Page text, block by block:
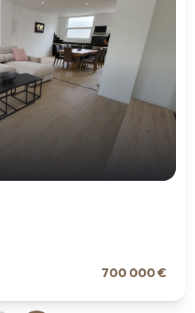
700 000 €